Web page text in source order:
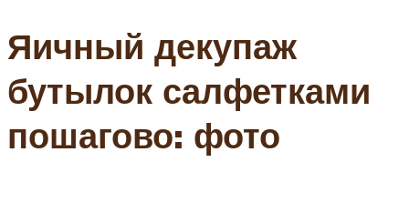
Яичный декупаж
бутылок салфетками
пошагово: фото